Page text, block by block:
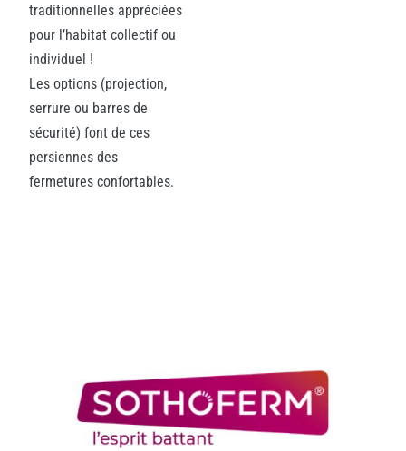
traditionnelles appréciées
pour l’habitat collectif ou
individuel !
Les options (projection,
serrure ou barres de
sécurité) font de ces
persiennes des
fermetures confortables.